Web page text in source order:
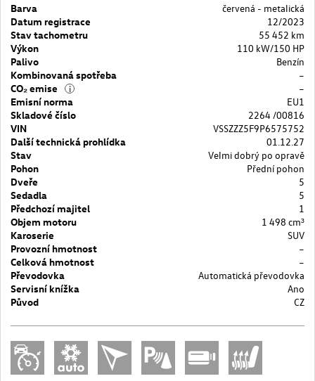
Barva
červená - metalická
Datum registrace
12/2023
Stav tachometru
55 452 km
Výkon
110 kW/150 HP
Palivo
Benzín
Kombinovaná spotřeba
–
CO₂ emise
i
–
Emisní norma
EU1
Skladové číslo
2264 /00816
VIN
VSSZZZ5F9P6575752
Další technická prohlídka
01.12.27
Stav
Velmi dobrý po opravě
Pohon
Přední pohon
Dveře
5
Sedadla
5
Předchozí majitel
1
Objem motoru
1 498 cm³
Karoserie
SUV
Provozní hmotnost
–
Celková hmotnost
–
Převodovka
Automatická převodovka
Servisní knížka
Ano
Původ
CZ